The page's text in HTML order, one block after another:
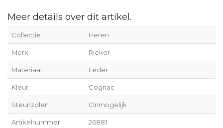
Meer details over dit artikel.
Collectie Heren
Merk Rieker
Materiaal Leder
Kleur Cognac
Steunzolen Onmogelijk
Artikelnummer 26881